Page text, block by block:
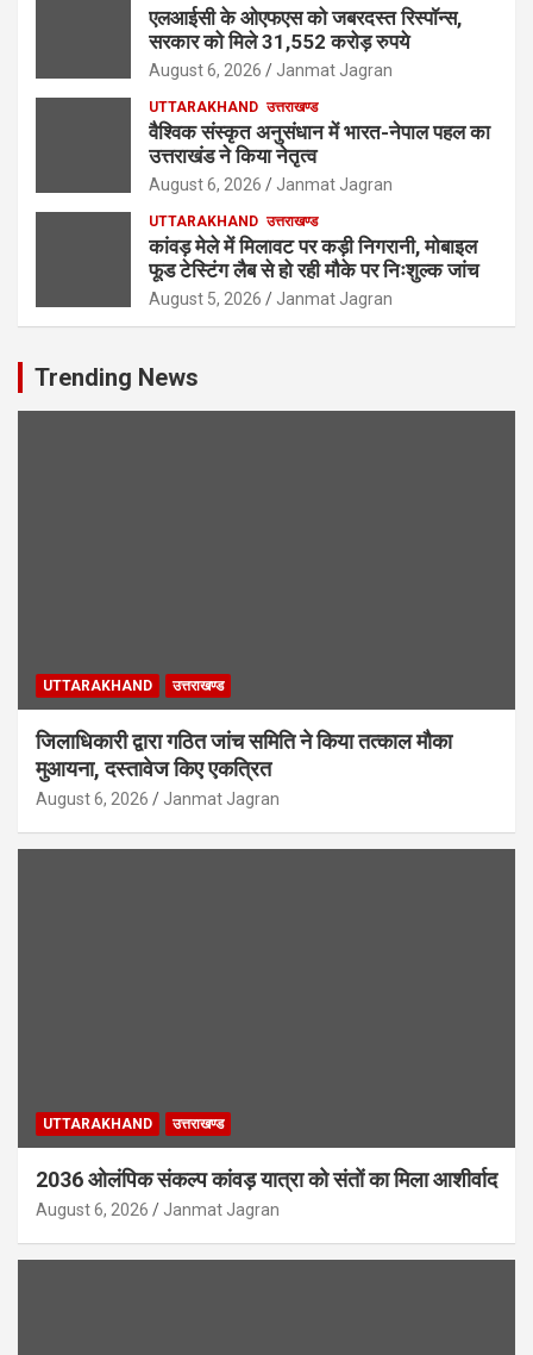
एलआईसी के ओएफएस को जबरदस्त रिस्पॉन्स,
सरकार को मिले 31,552 करोड़ रुपये
August 6, 2026 Janmat Jagran
UTTARAKHAND उत्तराखण्ड
वैश्विक संस्कृत अनुसंधान में भारत-नेपाल पहल का
उत्तराखंड ने किया नेतृत्व
August 6, 2026 Janmat Jagran
UTTARAKHAND उत्तराखण्ड
कांवड़ मेले में मिलावट पर कड़ी निगरानी, मोबाइल
फूड टेस्टिंग लैब से हो रही मौके पर निःशुल्क जांच
August 5, 2026 Janmat Jagran
Trending News
UTTARAKHAND उत्तराखण्ड
जिलाधिकारी द्वारा गठित जांच समिति ने किया तत्काल मौका
मुआयना, दस्तावेज किए एकत्रित
August 6, 2026 Janmat Jagran
UTTARAKHAND उत्तराखण्ड
2036 ओलंपिक संकल्प कांवड़ यात्रा को संतों का मिला आशीर्वाद
August 6, 2026 Janmat Jagran